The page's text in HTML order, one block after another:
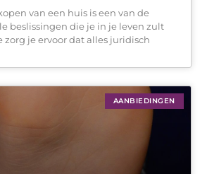
van een huis is een van de
beslissingen die je in je leven zult
zorg je ervoor dat alles juridisch
AANBIEDINGEN